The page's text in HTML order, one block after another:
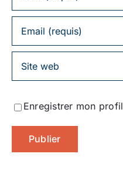
Enregistrer mon profil